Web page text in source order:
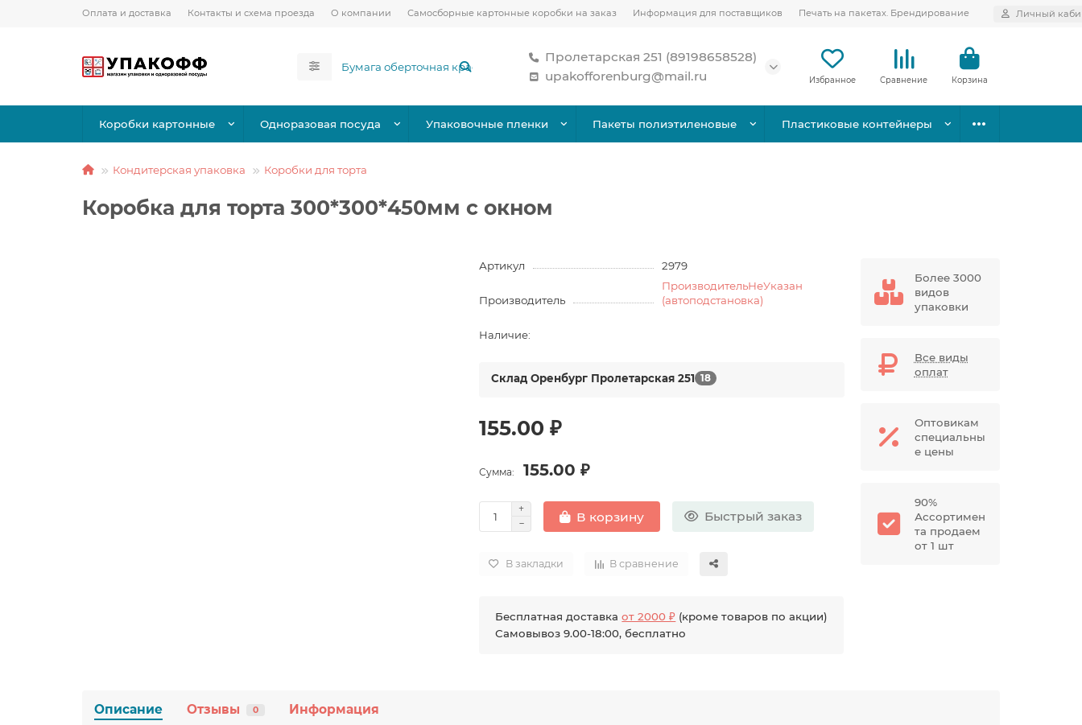
Оплата и доставка Контакты и схема проезда О компании Самосборные картонные коробки на заказ Информация для поставщиков Печать на пакетах. Брендирование Личный
Пролетарская 251 (89198658528)
upakofforenburg@mail.ru
Избранное Сравнение Корзина
Коробки картонные Одноразовая посуда Упаковочные пленки Пакеты полиэтиленовые Пластиковые контейнеры
Кондитерская упаковка Коробки для торта
Коробка для торта 300*300*450мм с окном
Артикул 2979
Производитель
ПроизводительНеУказан
(автоподстановка)
Наличие:
Склад Оренбург Пролетарская 251 18
155.00 ₽
Сумма: 155.00 ₽
В корзину Быстрый заказ
В закладки В сравнение
Бесплатная доставкаот 2000 ₽ (кроме товаров по акции)
Самовывоз 9.00-18:00, бесплатно
Более 3000
видов
упаковки
Все виды
оплат
Оптовикам
специальны
е цены
90%
Ассортимен
та продаем
от 1 шт
Описание Отзывы 0 Информация